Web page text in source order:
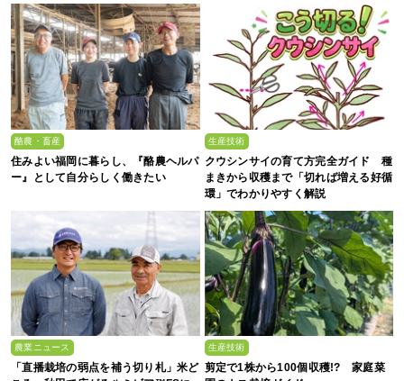
酪農・畜産
住みよい福岡に暮らし、『酪農ヘルパ
ー』として自分らしく働きたい
生産技術
クウシンサイの育て方完全ガイド 種
まきから収穫まで「切れば増える好循
環」でわかりやすく解説
農業ニュース
「直播栽培の弱点を補う切り札」米ど
生産技術
剪定で1株から100個収穫!? 家庭菜